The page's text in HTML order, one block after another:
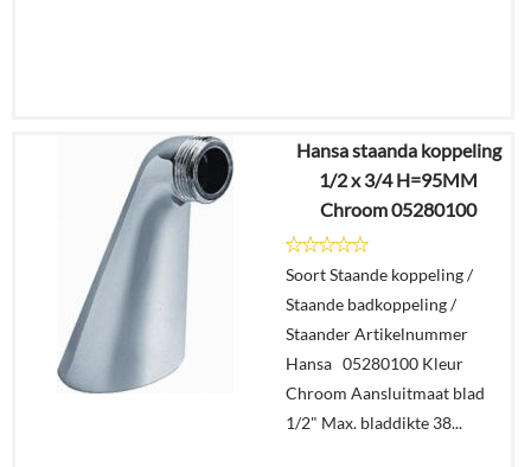
€16,56
€13,36
In
winkelmand
Hansa staanda koppeling
1/2 x 3/4 H=95MM
Chroom 05280100
Soort Staande koppeling /
Staande badkoppeling /
Staander Artikelnummer
Hansa 05280100 Kleur
Chroom Aansluitmaat blad
1/2" Max. bladdikte 38...